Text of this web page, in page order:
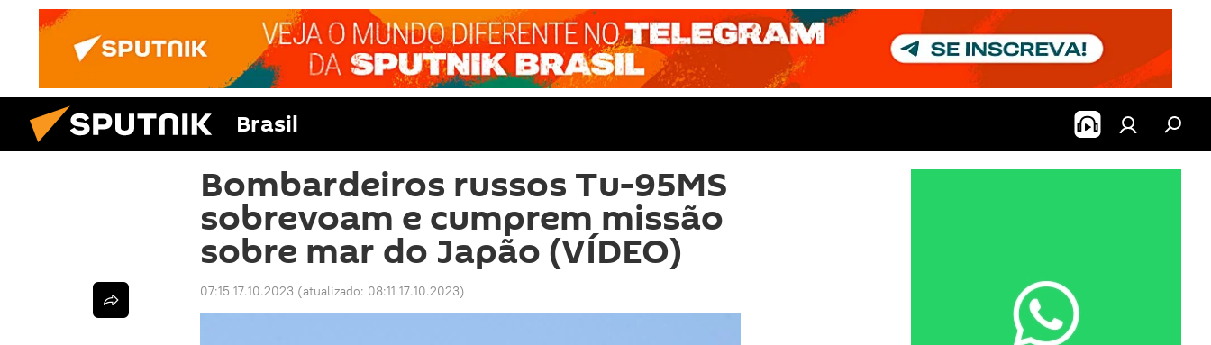
Brasil
Bombardeiros russos Tu-95MS
sobrevoam e cumprem missão
sobre mar do Japão (VÍDEO)
07:15 17.10.2023 (atualizado: 08:11 17.10.2023)